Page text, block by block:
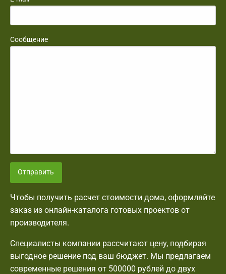
Сообщение
Отправить
Чтобы получить расчет стоимости дома, оформляйте
заказ из онлайн-каталога готовых проектов от
производителя.
Специалисты компании рассчитают цену, подбирая
выгодное решение под ваш бюджет. Мы предлагаем
современные решения от 500000 рублей до двух